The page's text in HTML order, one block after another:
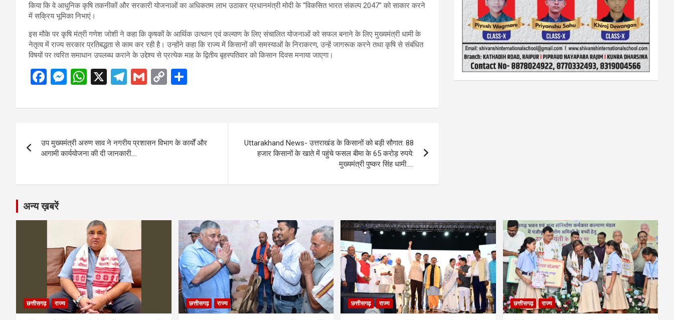
किया कि वे आधुनिक कृषि तकनीकों और सरकारी योजनाओं का अधिकतम लाभ उठाकर प्रधानमंत्री मोदी के “विकसित भारत संकल्प 2047” को साकार करने
में सक्रिय भूमिका निभाएं।
इस मौके पर कृषि मंत्री गणेश जोशी ने कहा कि कृषकों के आर्थिक उत्थान एवं कल्याण के लिए संचालित योजनाओं को सफल बनाने के लिए मुख्यमंत्री धामी के
नेतृत्व में राज्य सरकार प्रतिबद्धता से काम कर रही है। उन्होंने कहा कि राज्य में किसानों की समस्याओं के निराकरण, उन्हें जागरूक करने तथा कृषि से संबंधित
विषयों पर त्वरित समाधान उपलब्ध कराने के उद्देश्य से प्रत्येक माह के द्वितीय बृहस्पतिवार को किसान दिवस मनाया जाएगा।
F
ce
o
o
M
se
g
er
W
at
A
p
X
T
e
a
m
G
ail
C
py
n
ar
navigation
उप मुख्यमंत्री अरुण साव ने नगरीय प्रशासन विभाग के कार्यों और
आगामी कार्ययोजना की दी जानकारी….
Uttarakhand News- उत्तराखंड के किसानों को बड़ी सौगात: 88
हजार किसानों के खाते में पहुंचे फसल बीमा के 65 करोड़ रुपये:
मुख्यमंत्री पुष्कर सिंह धामी…..
अन्य ख़बरें
छत्तीसगढ़ राज्य छत्तीसगढ़ राज्य छत्तीसगढ़ राज्य छत्तीसगढ़ राज्य